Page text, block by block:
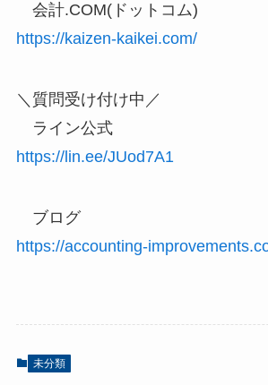
会計.COM(ドットコム)
https://kaizen-kaikei.com/
＼質問受け付け中／
ライン公式
https://lin.ee/JUod7A1
ブログ
https://accounting-
未分類